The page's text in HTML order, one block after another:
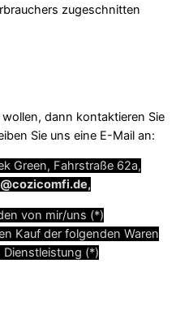
zugeschnitten
dann kontaktieren Sie
Sie uns eine E-Mail an:
Green, Fahrstraße 62a,
,
von mir/uns (*)
Kauf der folgenden Waren
(*)